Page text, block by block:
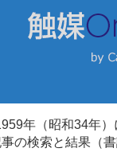
年（昭和34年
の検索と結果（